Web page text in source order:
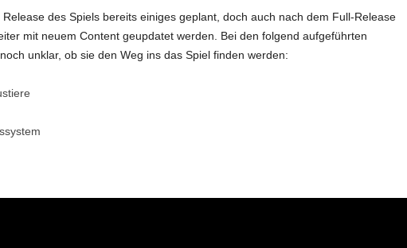
des Spiels bereits einiges geplant, doch auch nach dem Full-Release
mit neuem Content geupdatet werden. Bei den folgend aufgeführten
unklar, ob sie den Weg ins das Spiel finden werden: